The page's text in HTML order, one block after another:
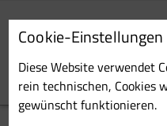
to
main
content
Cookie-Einstellungen
Diese Website verwendet
rein technischen, Cookies
gewünscht funktionieren.